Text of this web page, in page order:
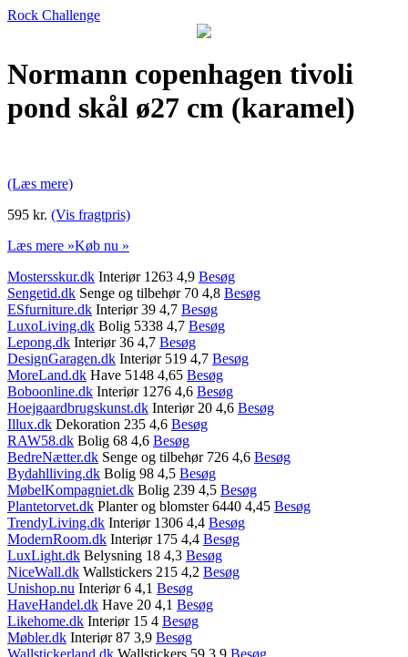
Rock Challenge
Normann copenhagen tivoli
pond skål ø27 cm (karamel)
(Læs mere)
595 kr. (Vis fragtpris)
Læs mere »Køb nu »
Mostersskur.dk Interiør 1263 4,9 Besøg
Sengetid.dk Senge og tilbehør 70 4,8 Besøg
ESfurniture.dk Interiør 39 4,7 Besøg
LuxoLiving.dk Bolig 5338 4,7 Besøg
Lepong.dk Interiør 36 4,7 Besøg
DesignGaragen.dk Interiør 519 4,7 Besøg
MoreLand.dk Have 5148 4,65 Besøg
Boboonline.dk Interiør 1276 4,6 Besøg
Hoejgaardbrugskunst.dk Interiør 20 4,6 Besøg
Illux.dk Dekoration 235 4,6 Besøg
RAW58.dk Bolig 68 4,6 Besøg
BedreNætter.dk Senge og tilbehør 726 4,6 Besøg
Bydahlliving.dk Bolig 98 4,5 Besøg
MøbelKompagniet.dk Bolig 239 4,5 Besøg
Plantetorvet.dk Planter og blomster 6440 4,45 Besøg
TrendyLiving.dk Interiør 1306 4,4 Besøg
ModernRoom.dk Interiør 175 4,4 Besøg
LuxLight.dk Belysning 18 4,3 Besøg
NiceWall.dk Wallstickers 215 4,2 Besøg
Unishop.nu Interiør 6 4,1 Besøg
HaveHandel.dk Have 20 4,1 Besøg
Likehome.dk Interiør 15 4 Besøg
Møbler.dk Interiør 87 3,9 Besøg
Wallstickerland.dk Wallstickers 59 3,9 Besøg